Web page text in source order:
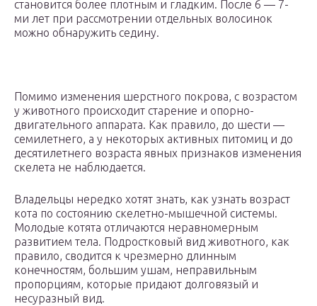
становится более плотным и гладким. После 6 — 7-
ми лет при рассмотрении отдельных волосинок
можно обнаружить седину.
Помимо изменения шерстного покрова, с возрастом
у животного происходит старение и опорно-
двигательного аппарата. Как правило, до шести —
семилетнего, а у некоторых активных питомиц и до
десятилетнего возраста явных признаков изменения
скелета не наблюдается.
Владельцы нередко хотят знать, как узнать возраст
кота по состоянию скелетно-мышечной системы.
Молодые котята отличаются неравномерным
развитием тела. Подростковый вид животного, как
правило, сводится к чрезмерно длинным
конечностям, большим ушам, неправильным
пропорциям, которые придают долговязый и
несуразный вид.